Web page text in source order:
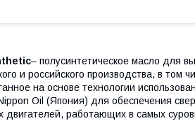
– полусинтетическое масло для
и российского производства, в
на основе технологии
Oil (Япония) для обеспечения
работающих в самых